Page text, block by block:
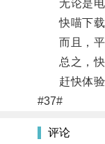
无论是电影
快喵下载还
而且，平台
总之，快喵
赶快体验
#37#
评论